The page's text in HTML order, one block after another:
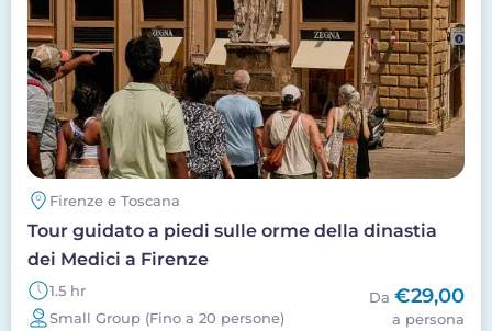
Firenze e Toscana
Tour guidato a piedi sulle orme della dinastia
dei Medici a Firenze
1.5 hr
Small Group (Fino a 20 persone)
Da €29,00
a persona